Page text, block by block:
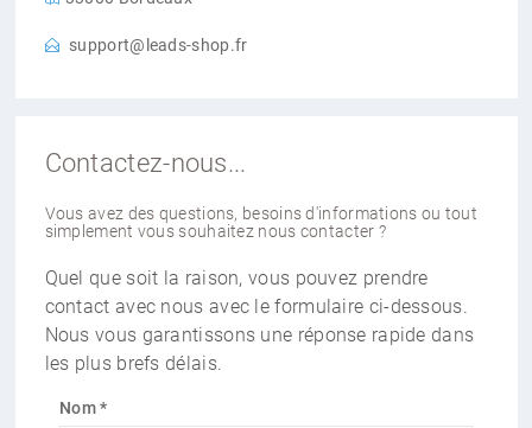
support@leads-shop.fr
Contactez-nous...
Vous avez des questions, besoins d'informations ou tout
simplement vous souhaitez nous contacter ?
Quel que soit la raison, vous pouvez prendre
contact avec nous avec le formulaire ci-dessous.
Nous vous garantissons une réponse rapide dans
les plus brefs délais.
Nom *